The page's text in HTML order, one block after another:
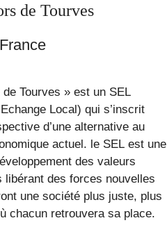
de Tourves
Tourves » est un SEL
Local) qui s’inscrit
d’une alternative au
actuel. le SEL est une
des valeurs
libérant des forces nouvelles
une société plus juste, plus
chacun retrouvera sa place.